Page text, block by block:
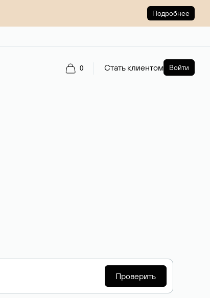
Подробнее
0 Стать клиентом Войти
Проверить